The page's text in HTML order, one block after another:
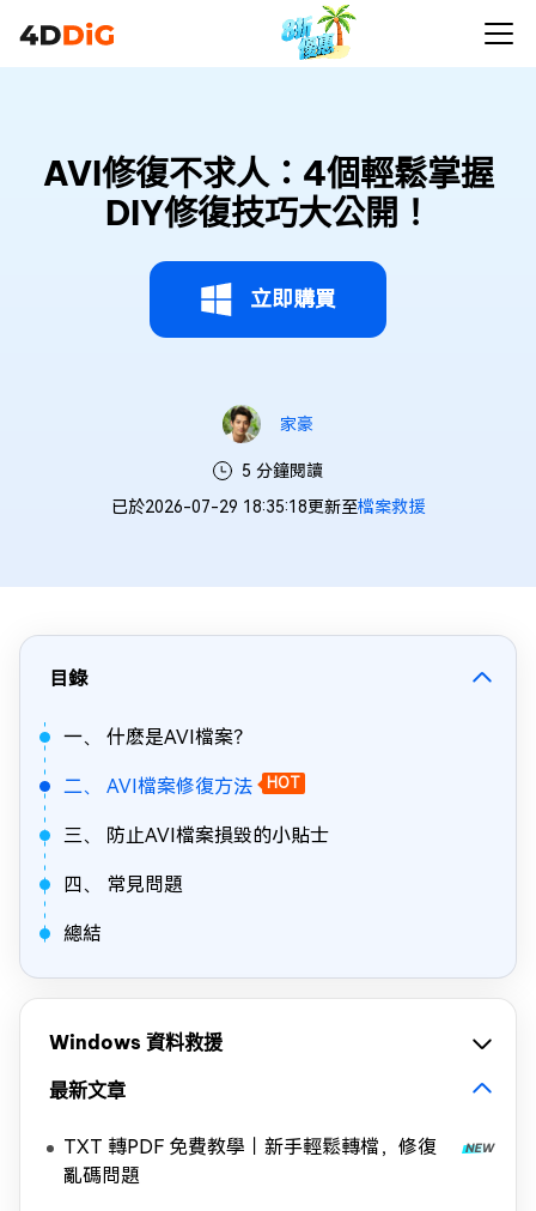
AVI修復不求人：4個輕鬆掌握
DIY修復技巧大公開！
立即購買
家豪
5 分鐘閱讀
已於2026-07-29 18:35:18更新至檔案救援
目錄
一、 什麽是AVI檔案？
二、 AVI檔案修復方法 HOT
三、 防止AVI檔案損毀的小貼士
四、 常見問題
總結
Windows 資料救援
最新文章
TXT 轉PDF 免費教學｜新手輕鬆轉檔，修復
亂碼問題